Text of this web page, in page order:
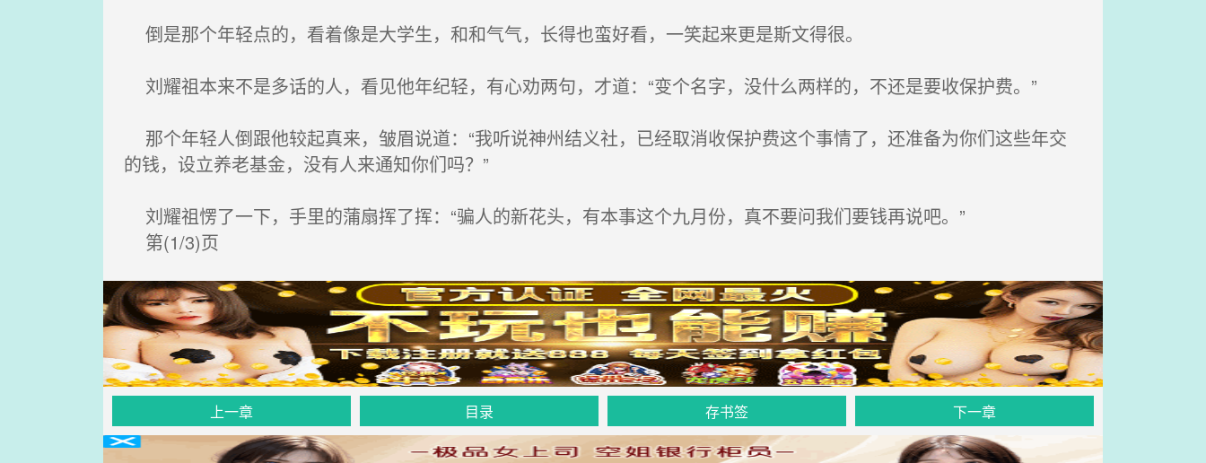
倒是那个年轻点的，看着像是大学生，和和气气，长得也蛮好看，一笑起来更是斯文得很。
刘耀祖本来不是多话的人，看见他年纪轻，有心劝两句，才道：“变个名字，没什么两样的，不还是要收保护费。”
那个年轻人倒跟他较起真来，皱眉说道：“我听说神州结义社，已经取消收保护费这个事情了，还准备为你们这些年交
的钱，设立养老基金，没有人来通知你们吗？”
刘耀祖愣了一下，手里的蒲扇挥了挥：“骗人的新花头，有本事这个九月份，真不要问我们要钱再说吧。”
第(1/3)页
上一章 目录 存书签 下一章